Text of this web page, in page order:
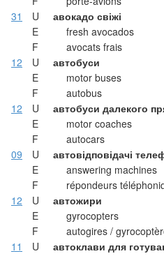
31
U авокадо свіжі
E
fresh avocados
F
avocats frais
12
U автобуси
E
motor buses
F
autobus
12
U автобуси далекого
E
motor coaches
F
autocars
09
U автовідповідачі
E
answering machines
F
répondeurs
12
U автожири
E
gyrocopters
F
autogires /
11
U автоклави для